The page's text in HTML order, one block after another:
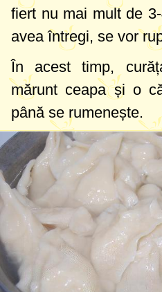
fiert nu mai mult de
avea întregi, se vor
În acest timp,
mărunt ceapa și o
până se rumenește.